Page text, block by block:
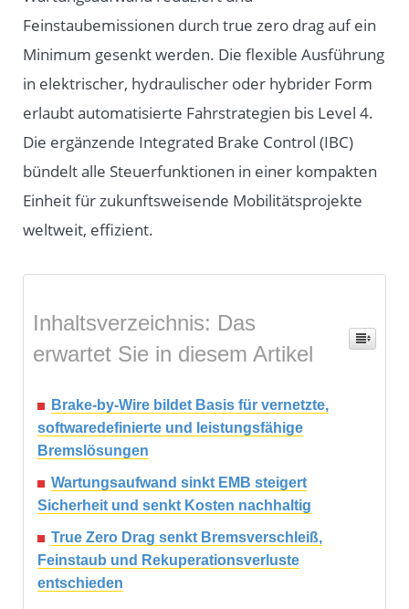
Feinstaubemissionen durch true zero drag auf ein
Minimum gesenkt werden. Die flexible Ausführung
in elektrischer, hydraulischer oder hybrider Form
erlaubt automatisierte Fahrstrategien bis Level 4.
Die ergänzende Integrated Brake Control (IBC)
bündelt alle Steuerfunktionen in einer kompakten
Einheit für zukunftsweisende Mobilitätsprojekte
weltweit, effizient.
Inhaltsverzeichnis: Das
erwartet Sie in diesem Artikel
Brake-by-Wire bildet Basis für vernetzte,
softwaredefinierte und leistungsfähige
Bremslösungen
Wartungsaufwand sinkt EMB steigert
Sicherheit und senkt Kosten nachhaltig
True Zero Drag senkt Bremsverschleiß,
Feinstaub und Rekuperationsverluste
entschieden